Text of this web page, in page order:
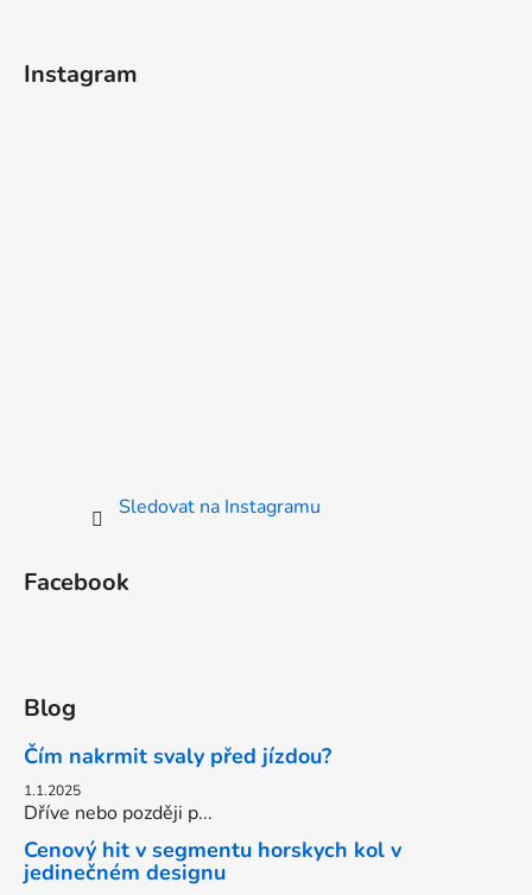
Instagram
Sledovat na Instagramu
Facebook
Blog
Čím nakrmit svaly před jízdou?
1.1.2025
Dříve nebo později p...
Cenový hit v segmentu horskych kol v
jedinečném designu